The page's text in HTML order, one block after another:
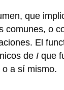
que
comunes, o
El
deI que
a sí mismo.